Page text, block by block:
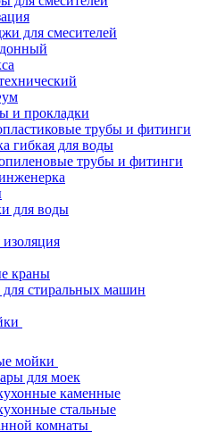
для смесителей
и прокладки
трубы и фитинги
гибкая для воды
трубы и фитинги
для воды
краны
стиральных машин
мойки
для моек
каменные
стальные
комнаты